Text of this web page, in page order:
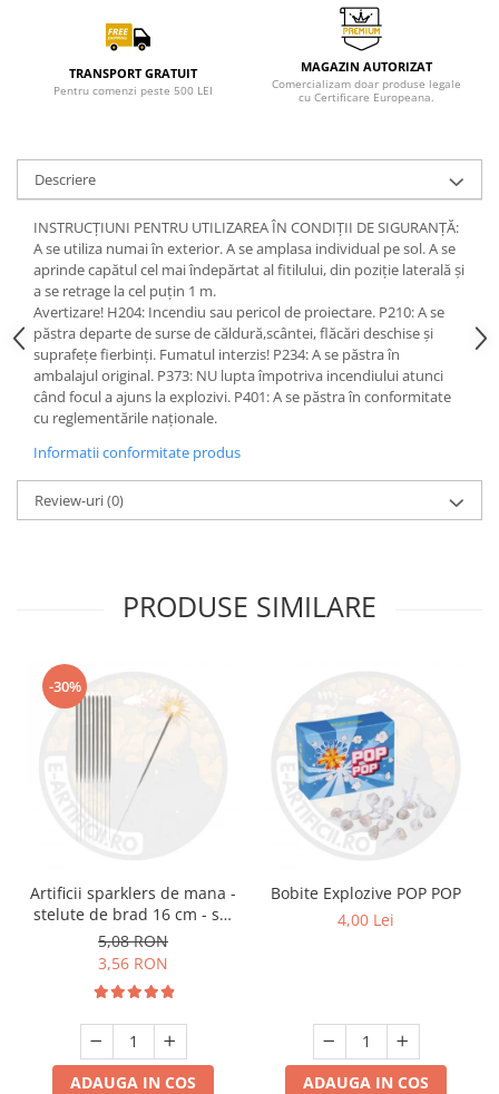
TRANSPORT GRATUIT
Pentru comenzi peste 500 LEI
MAGAZIN AUTORIZAT
Comercializam doar produse legale
cu Certificare Europeana.
Descriere
INSTRUCȚIUNI PENTRU UTILIZAREA ÎN CONDIȚII DE SIGURANȚĂ:
A se utiliza numai în exterior. A se amplasa individual pe sol. A se
aprinde capătul cel mai îndepărtat al fitilului, din poziție laterală și
a se retrage la cel puțin 1 m.
Avertizare! H204: Incendiu sau pericol de proiectare. P210: A se
păstra departe de surse de căldură,scântei, flăcări deschise și
suprafețe fierbinți. Fumatul interzis! P234: A se păstra în
ambalajul original. P373: NU lupta împotriva incendiului atunci
când focul a ajuns la explozivi. P401: A se păstra în conformitate
cu reglementările naționale.
Informatii conformitate produs
Review-uri(0)
PRODUSE SIMILARE
-30%
Artificii sparklers de mana -
stelute de brad 16 cm - set
10 buc
5,08 RON
3,56 RON
ADAUGA IN COS
Bobite Explozive POP POP
4,00 Lei
ADAUGA IN COS